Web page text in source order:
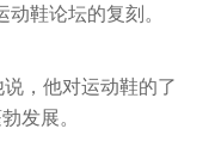
动鞋论坛的复刻。
，他对运动鞋的了
发展。